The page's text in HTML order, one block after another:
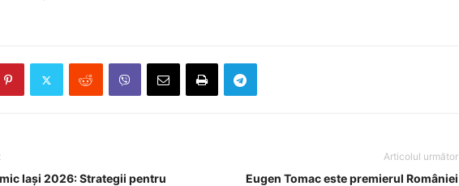
Iași 2026: Strategii pentru
Articolul următor
Eugen Tomac este premierul României